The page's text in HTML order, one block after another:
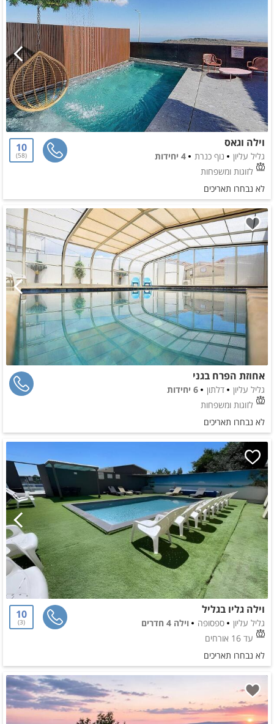
וילה וגאס
גליל עליון נוף כנרת
4 יחידות
לזוגות ומשפחות
10
58
לא נבחרו תאריכים
אחוזת הפרח בגני
גליל עליון דלתון
6 יחידות
לזוגות ומשפחות
לא נבחרו תאריכים
וילה גליו בגליל
גליל עליון ספסופה
וילה 4 חדרים
עד 16 אורחים
10
3
לא נבחרו תאריכים